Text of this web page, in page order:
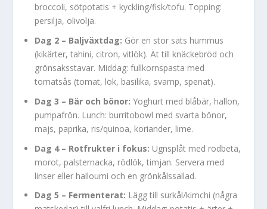
broccoli, sötpotatis + kyckling/fisk/tofu. Topping:
persilja, olivolja.
Dag 2 – Baljväxtdag: Gör en stor sats hummus
(kikärter, tahini, citron, vitlök). Ät till knäckebröd och
grönsaksstavar. Middag: fullkornspasta med
tomatsås (tomat, lök, basilika, svamp, spenat).
Dag 3 – Bär och bönor: Yoghurt med blåbär, hallon,
pumpafrön. Lunch: burritobowl med svarta bönor,
majs, paprika, ris/quinoa, koriander, lime.
Dag 4 – Rotfrukter i fokus: Ugnsplåt med rödbeta,
morot, palsternacka, rödlök, timjan. Servera med
linser eller halloumi och en grönkålssallad.
Dag 5 – Fermenterat: Lägg till surkål/kimchi (några